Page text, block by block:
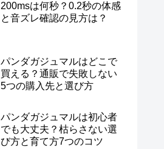
200msは何秒？0.2秒の体感
と音ズレ確認の見方は？
パンダガジュマルはどこで
買える？通販で失敗しない
5つの購入先と選び方
パンダガジュマルは初心者
でも大丈夫？枯らさない選
び方と育て方7つのコツ